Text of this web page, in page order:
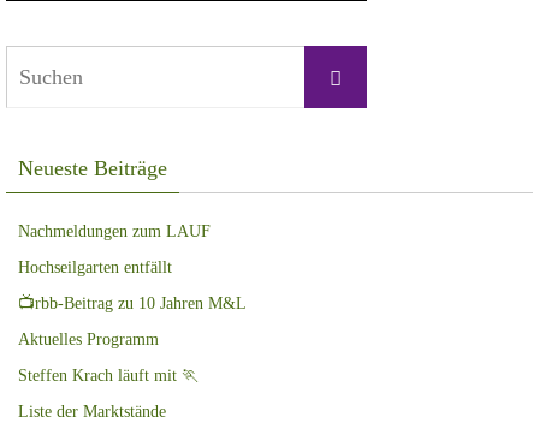
Suchen
Neueste Beiträge
Nachmeldungen zum LAUF
Hochseilgarten entfällt
📺rbb-Beitrag zu 10 Jahren M&L
Aktuelles Programm
Steffen Krach läuft mit 🏃
Liste der Marktstände